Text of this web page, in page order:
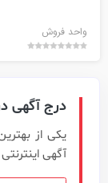
واحد فروش
درج آگهی
یکی از
آگهی